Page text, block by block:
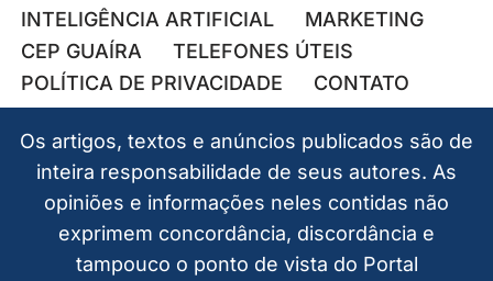
INTELIGÊNCIA ARTIFICIAL
MARKETING
CEP GUAÍRA
TELEFONES ÚTEIS
POLÍTICA DE PRIVACIDADE
CONTATO
Os artigos, textos e anúncios publicados são de
inteira responsabilidade de seus autores. As
opiniões e informações neles contidas não
exprimem concordância, discordância e
tampouco o ponto de vista do Portal